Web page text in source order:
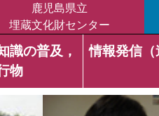
鹿児島県立
埋蔵文化財センター
識の普及，
物
情報発信（